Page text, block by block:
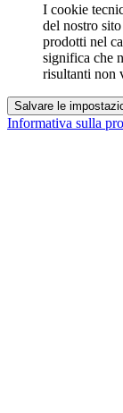
I cookie
del nostro
prodotti nel
significa che
risultanti non
Salvare le
Informativa sulla